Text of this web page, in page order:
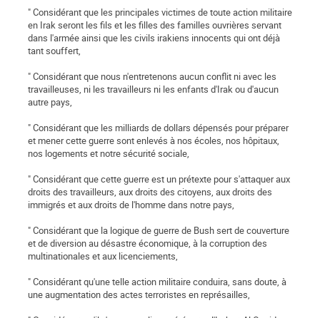
" Considérant que les principales victimes de toute action militaire
en Irak seront les fils et les filles des familles ouvrières servant
dans l'armée ainsi que les civils irakiens innocents qui ont déjà
tant souffert,
" Considérant que nous n'entretenons aucun conflit ni avec les
travailleuses, ni les travailleurs ni les enfants d'Irak ou d'aucun
autre pays,
" Considérant que les milliards de dollars dépensés pour préparer
et mener cette guerre sont enlevés à nos écoles, nos hôpitaux,
nos logements et notre sécurité sociale,
" Considérant que cette guerre est un prétexte pour s'attaquer aux
droits des travailleurs, aux droits des citoyens, aux droits des
immigrés et aux droits de l'homme dans notre pays,
" Considérant que la logique de guerre de Bush sert de couverture
et de diversion au désastre économique, à la corruption des
multinationales et aux licenciements,
" Considérant qu'une telle action militaire conduira, sans doute, à
une augmentation des actes terroristes en représailles,